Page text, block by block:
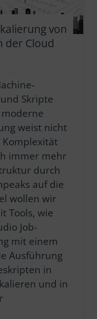
von
der Cloud
Skripte
weist nicht
immer mehr
durch
auf die
wollen wir
Tools, wie
Job-
mit einem
Ausführung
in
und in